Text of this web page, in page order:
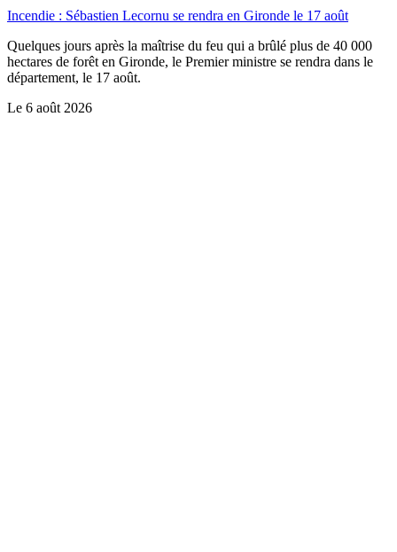
Incendie : Sébastien Lecornu se rendra en Gironde le 17 août
Quelques jours après la maîtrise du feu qui a brûlé plus de 40 000
hectares de forêt en Gironde, le Premier ministre se rendra dans le
département, le 17 août.
Le 6 août 2026